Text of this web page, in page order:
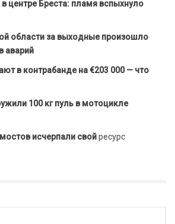
центре Бреста: пламя вспыхнуло
области за выходные произошло
аварий
в контрабанде на €203 000 — что
100 кг пуль в мотоцикле
исчерпали свойресурс